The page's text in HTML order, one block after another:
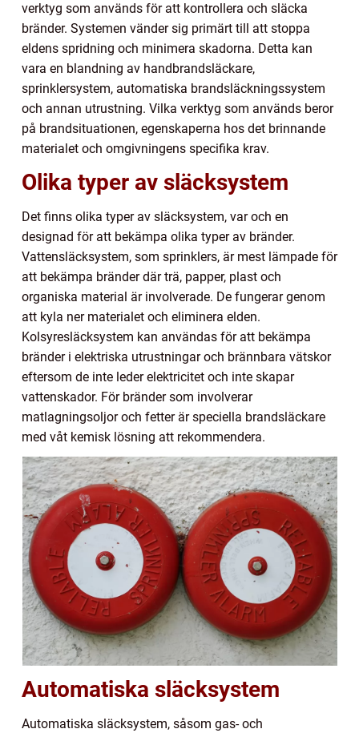
verktyg som används för att kontrollera och släcka
bränder. Systemen vänder sig primärt till att stoppa
eldens spridning och minimera skadorna. Detta kan
vara en blandning av handbrandsläckare,
sprinklersystem, automatiska brandsläckningssystem
och annan utrustning. Vilka verktyg som används beror
på brandsituationen, egenskaperna hos det brinnande
materialet och omgivningens specifika krav.
Olika typer av släcksystem
Det finns olika typer av släcksystem, var och en
designad för att bekämpa olika typer av bränder.
Vattensläcksystem, som sprinklers, är mest lämpade för
att bekämpa bränder där trä, papper, plast och
organiska material är involverade. De fungerar genom
att kyla ner materialet och eliminera elden.
Kolsyresläcksystem kan användas för att bekämpa
bränder i elektriska utrustningar och brännbara vätskor
eftersom de inte leder elektricitet och inte skapar
vattenskador. För bränder som involverar
matlagningsoljor och fetter är speciella brandsläckare
med våt kemisk lösning att rekommendera.
Automatiska släcksystem
Automatiska släcksystem, såsom gas- och